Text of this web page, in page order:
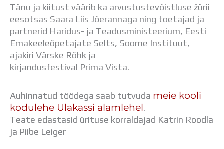
Sisseastumine
Meie kool
Dokumendid
Uudised
Lapsevanemale
Vilistlastele
Õpilasesindus
Kontaktid
Tööpakkumised
Tänu ja kiitust väärib ka arvustustevõistluse žürii
eesotsas Saara Liis Jõerannaga ning toetajad ja
partnerid Haridus- ja Teadusministeerium, Eesti
Emakeeleõpetajate Selts, Soome Instituut,
ajakiri Värske Rõhk ja
kirjandusfestival Prima Vista.
Auhinnatud töödega saab tutvuda meie kooli
kodulehe Ulakassi alamlehel.
Teate edastasid ürituse korraldajad Katrin Roodla
ja Piibe Leiger